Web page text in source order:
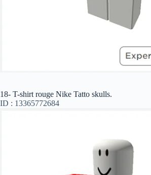
18- T-shirt rouge Nike Tatto skulls.
ID : 13365772684